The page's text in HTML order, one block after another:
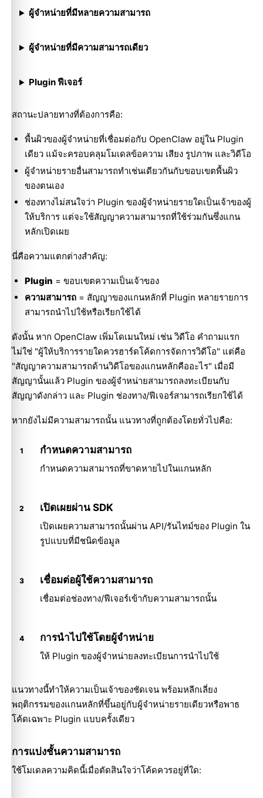
ผู้จำหน่ายที่มีหลายความสามารถ
ผู้จำหน่ายที่มีความสามารถเดียว
Plugin ฟีเจอร์
สถานะปลายทางที่ต้องการคือ:
พื้นผิวของผู้จำหน่ายที่เชื่อมต่อกับ OpenClaw อยู่ใน Plugin
เดียว แม้จะครอบคลุมโมเดลข้อความ เสียง รูปภาพ และวิดีโอ
ผู้จำหน่ายรายอื่นสามารถทำเช่นเดียวกันกับขอบเขตพื้นผิว
ของตนเอง
ช่องทางไม่สนใจว่า Plugin ของผู้จำหน่ายรายใดเป็นเจ้าของผู้
ให้บริการ แต่จะใช้สัญญาความสามารถที่ใช้ร่วมกันซึ่งแกน
หลักเปิดเผย
นี่คือความแตกต่างสำคัญ:
Plugin = ขอบเขตความเป็นเจ้าของ
ความสามารถ= สัญญาของแกนหลักที่ Plugin หลายรายการ
สามารถนำไปใช้หรือเรียกใช้ได้
ดังนั้น หาก OpenClaw เพิ่มโดเมนใหม่ เช่น วิดีโอ คำถามแรก
ไม่ใช่ "ผู้ให้บริการรายใดควรฮาร์ดโค้ดการจัดการวิดีโอ" แต่คือ
"สัญญาความสามารถด้านวิดีโอของแกนหลักคืออะไร" เมื่อมี
สัญญานั้นแล้ว Plugin ของผู้จำหน่ายสามารถลงทะเบียนกับ
สัญญาดังกล่าว และ Plugin ช่องทาง/ฟีเจอร์สามารถเรียกใช้ได้
หากยังไม่มีความสามารถนั้น แนวทางที่ถูกต้องโดยทั่วไปคือ:
กำหนดความสามารถ
กำหนดความสามารถที่ขาดหายไปในแกนหลัก
เปิดเผยผ่าน SDK
เปิดเผยความสามารถนั้นผ่าน API/รันไทม์ของ Plugin ใน
รูปแบบที่มีชนิดข้อมูล
เชื่อมต่อผู้ใช้ความสามารถ
เชื่อมต่อช่องทาง/ฟีเจอร์เข้ากับความสามารถนั้น
การนำไปใช้โดยผู้จำหน่าย
ให้ Plugin ของผู้จำหน่ายลงทะเบียนการนำไปใช้
แนวทางนี้ทำให้ความเป็นเจ้าของชัดเจน พร้อมหลีกเลี่ยง
พฤติกรรมของแกนหลักที่ขึ้นอยู่กับผู้จำหน่ายรายเดียวหรือพาธ
โค้ดเฉพาะ Plugin แบบครั้งเดียว
การแบ่งชั้นความสามารถ
ใช้โมเดลความคิดนี้เมื่อตัดสินใจว่าโค้ดควรอยู่ที่ใด: